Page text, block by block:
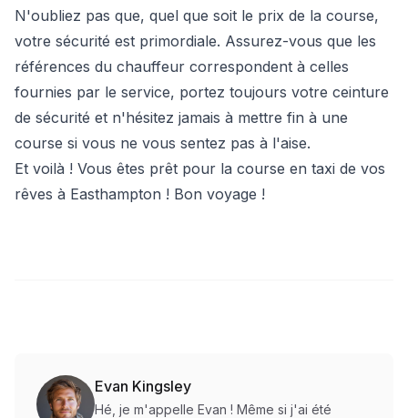
N'oubliez pas que, quel que soit le prix de la course,
votre sécurité est primordiale. Assurez-vous que les
références du chauffeur correspondent à celles
fournies par le service, portez toujours votre ceinture
de sécurité et n'hésitez jamais à mettre fin à une
course si vous ne vous sentez pas à l'aise.
Et voilà ! Vous êtes prêt pour la course en taxi de vos
rêves à Easthampton ! Bon voyage !
Evan Kingsley
Hé, je m'appelle Evan ! Même si j'ai été